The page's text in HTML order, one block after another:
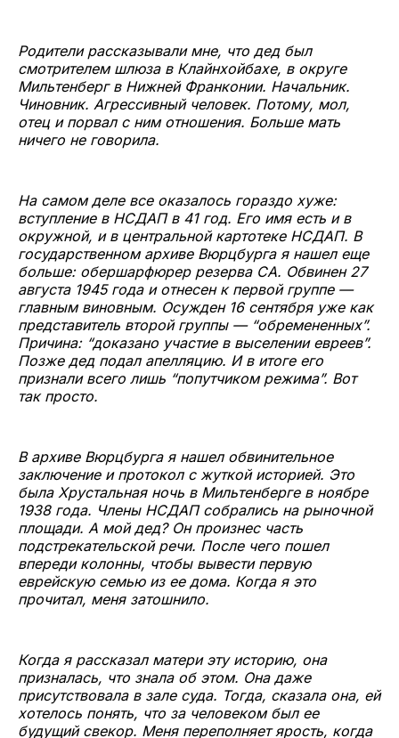
Родители рассказывали мне, что дед был
смотрителем шлюза в Клайнхойбахе, в округе
Мильтенберг в Нижней Франконии. Начальник.
Чиновник. Агрессивный человек. Потому, мол,
отец и порвал с ним отношения. Больше мать
ничего не говорила.
На самом деле все оказалось гораздо хуже:
вступление в НСДАП в 41 год. Его имя есть и в
окружной, и в центральной картотеке НСДАП. В
государственном архиве Вюрцбурга я нашел еще
больше: обершарфюрер резерва СА. Обвинен 27
августа 1945 года и отнесен к первой группе —
главным виновным. Осужден 16 сентября уже как
представитель второй группы — “обремененных”.
Причина: “доказано участие в выселении евреев”.
Позже дед подал апелляцию. И в итоге его
признали всего лишь “попутчиком режима”. Вот
так просто.
В архиве Вюрцбурга я нашел обвинительное
заключение и протокол с жуткой историей. Это
была Хрустальная ночь в Мильтенберге в ноябре
1938 года. Члены НСДАП собрались на рыночной
площади. А мой дед? Он произнес часть
подстрекательской речи. После чего пошел
впереди колонны, чтобы вывести первую
еврейскую семью из ее дома. Когда я это
прочитал, меня затошнило.
Когда я рассказал матери эту историю, она
призналась, что знала об этом. Она даже
присутствовала в зале суда. Тогда, сказала она, ей
хотелось понять, что за человеком был ее
будущий свекор. Меня переполняет ярость, когда